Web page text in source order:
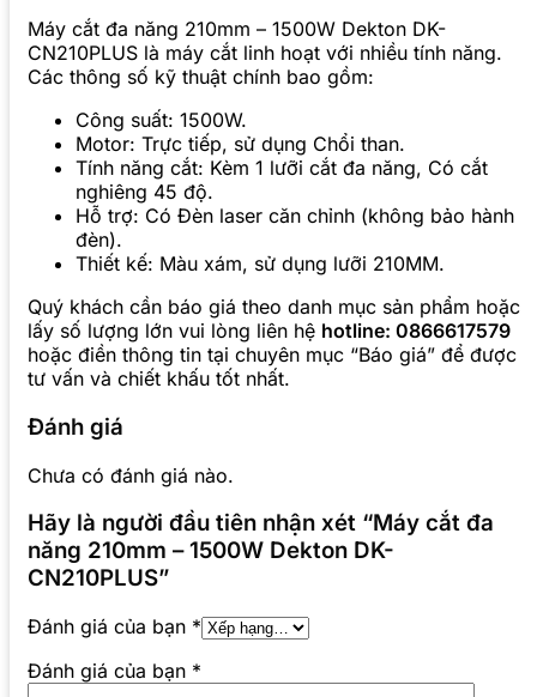
Máy cắt đa năng 210mm – 1500W Dekton DK-
CN210PLUS là máy cắt linh hoạt với nhiều tính năng.
Các thông số kỹ thuật chính bao gồm:
Công suất: 1500W.
Motor: Trực tiếp, sử dụng Chổi than.
Tính năng cắt: Kèm 1 lưỡi cắt đa năng, Có cắt
nghiêng 45 độ.
Hỗ trợ: Có Đèn laser căn chỉnh (không bảo hành
đèn).
Thiết kế: Màu xám, sử dụng lưỡi 210MM.
Quý khách cần báo giá theo danh mục sản phẩm hoặc
lấy số lượng lớn vui lòng liên hệ hotline: 0866617579
hoặc điền thông tin tại chuyên mục “Báo giá” để được
tư vấn và chiết khấu tốt nhất.
Đánh giá
Chưa có đánh giá nào.
Hãy là người đầu tiên nhận xét “Máy cắt đa
năng 210mm – 1500W Dekton DK-
CN210PLUS”
Đánh giá của bạn *
Đánh giá của bạn *